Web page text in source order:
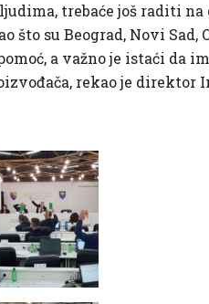
trebaće još raditi na
su Beograd, Novi Sad,
a važno je istaći
rekao je direktor